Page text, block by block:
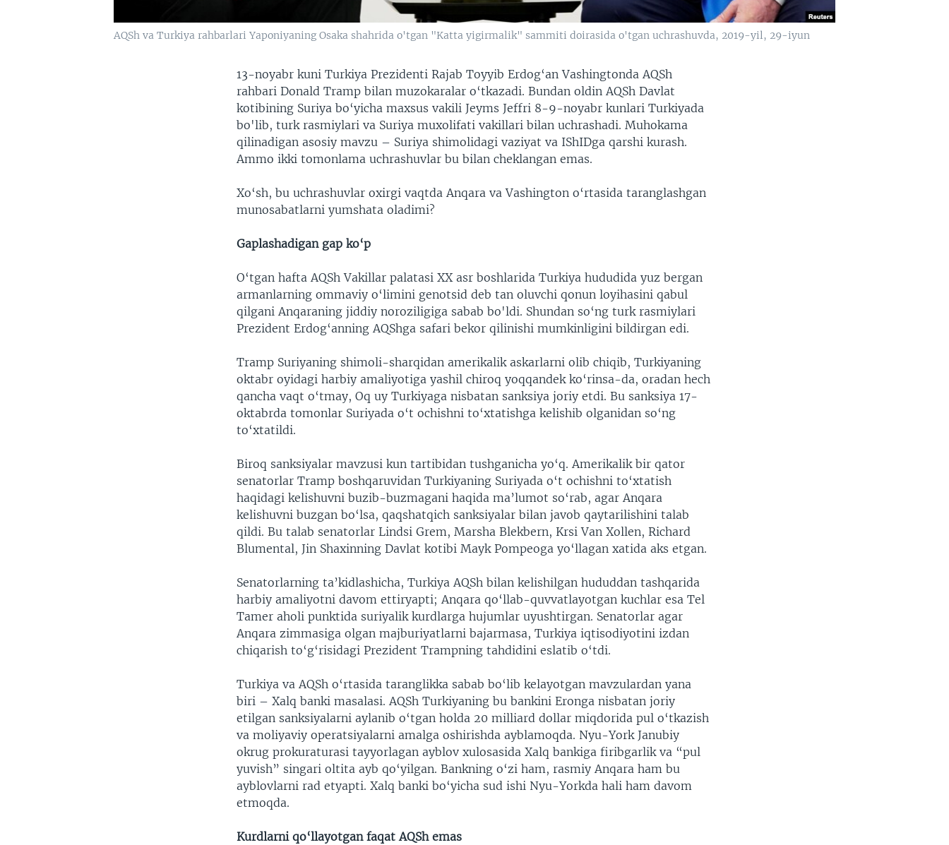
AQSh va Turkiya rahbarlari Yaponiyaning Osaka shahrida o'tgan "Katta yigirmalik" sammiti doirasida o'tgan uchrashuvda, 2019-yil, 29-iyun
13-noyabr kuni Turkiya Prezidenti Rajab Toyyib Erdog‘an Vashingtonda AQSh
rahbari Donald Tramp bilan muzokaralar o‘tkazadi. Bundan oldin AQSh Davlat
kotibining Suriya bo‘yicha maxsus vakili Jeyms Jeffri 8-9-noyabr kunlari Turkiyada
bo'lib, turk rasmiylari va Suriya muxolifati vakillari bilan uchrashadi. Muhokama
qilinadigan asosiy mavzu – Suriya shimolidagi vaziyat va IShIDga qarshi kurash.
Ammo ikki tomonlama uchrashuvlar bu bilan cheklangan emas.
Xo‘sh, bu uchrashuvlar oxirgi vaqtda Anqara va Vashington o‘rtasida taranglashgan
munosabatlarni yumshata oladimi?
Gaplashadigan gap ko‘p
O‘tgan hafta AQSh Vakillar palatasi XX asr boshlarida Turkiya hududida yuz bergan
armanlarning ommaviy o‘limini genotsid deb tan oluvchi qonun loyihasini qabul
qilgani Anqaraning jiddiy noroziligiga sabab bo'ldi. Shundan so‘ng turk rasmiylari
Prezident Erdog‘anning AQShga safari bekor qilinishi mumkinligini bildirgan edi.
Tramp Suriyaning shimoli-sharqidan amerikalik askarlarni olib chiqib, Turkiyaning
oktabr oyidagi harbiy amaliyotiga yashil chiroq yoqqandek ko‘rinsa-da, oradan hech
qancha vaqt o‘tmay, Oq uy Turkiyaga nisbatan sanksiya joriy etdi. Bu sanksiya 17-
oktabrda tomonlar Suriyada o‘t ochishni to‘xtatishga kelishib olganidan so‘ng
to‘xtatildi.
Biroq sanksiyalar mavzusi kun tartibidan tushganicha yo‘q. Amerikalik bir qator
senatorlar Tramp boshqaruvidan Turkiyaning Suriyada o‘t ochishni to‘xtatish
haqidagi kelishuvni buzib-buzmagani haqida ma’lumot so‘rab, agar Anqara
kelishuvni buzgan bo‘lsa, qaqshatqich sanksiyalar bilan javob qaytarilishini talab
qildi. Bu talab senatorlar Lindsi Grem, Marsha Blekbern, Krsi Van Xollen, Richard
Blumental, Jin Shaxinning Davlat kotibi Mayk Pompeoga yo‘llagan xatida aks etgan.
Senatorlarning ta’kidlashicha, Turkiya AQSh bilan kelishilgan hududdan tashqarida
harbiy amaliyotni davom ettiryapti; Anqara qo‘llab-quvvatlayotgan kuchlar esa Tel
Tamer aholi punktida suriyalik kurdlarga hujumlar uyushtirgan. Senatorlar agar
Anqara zimmasiga olgan majburiyatlarni bajarmasa, Turkiya iqtisodiyotini izdan
chiqarish to‘g‘risidagi Prezident Trampning tahdidini eslatib o‘tdi.
Turkiya va AQSh o‘rtasida taranglikka sabab bo‘lib kelayotgan mavzulardan yana
biri – Xalq banki masalasi. AQSh Turkiyaning bu bankini Eronga nisbatan joriy
etilgan sanksiyalarni aylanib o‘tgan holda 20 milliard dollar miqdorida pul o‘tkazish
va moliyaviy operatsiyalarni amalga oshirishda ayblamoqda. Nyu-York Janubiy
okrug prokuraturasi tayyorlagan ayblov xulosasida Xalq bankiga firibgarlik va “pul
yuvish” singari oltita ayb qo‘yilgan. Bankning o‘zi ham, rasmiy Anqara ham bu
ayblovlarni rad etyapti. Xalq banki bo‘yicha sud ishi Nyu-Yorkda hali ham davom
etmoqda.
Kurdlarni qo‘llayotgan faqat AQSh emas